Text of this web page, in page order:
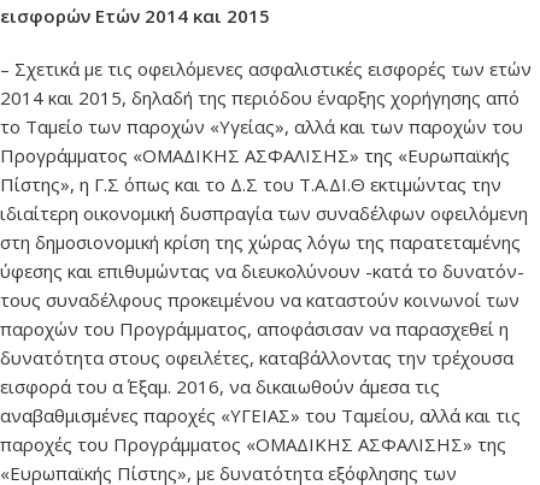
εισφορών Ετών 2014 και 2015
– Σχετικά με τις οφειλόμενες ασφαλιστικές εισφορές των ετών
2014 και 2015, δηλαδή της περιόδου έναρξης χορήγησης από
το Ταμείο των παροχών «Υγείας», αλλά και των παροχών του
Προγράμματος «ΟΜΑΔΙΚΗΣ ΑΣΦΑΛΙΣΗΣ» της «Ευρωπαϊκής
Πίστης», η Γ.Σ όπως και το Δ.Σ του Τ.Α.ΔΙ.Θ εκτιμώντας την
ιδιαίτερη οικονομική δυσπραγία των συναδέλφων οφειλόμενη
στη δημοσιονομική κρίση της χώρας λόγω της παρατεταμένης
ύφεσης και επιθυμώντας να διευκολύνουν -κατά το δυνατόν-
τους συναδέλφους προκειμένου να καταστούν κοινωνοί των
παροχών του Προγράμματος, αποφάσισαν να παρασχεθεί η
δυνατότητα στους οφειλέτες, καταβάλλοντας την τρέχουσα
εισφορά του α΄ Εξαμ. 2016, να δικαιωθούν άμεσα τις
αναβαθμισμένες παροχές «ΥΓΕΙΑΣ» του Ταμείου, αλλά και τις
παροχές του Προγράμματος «ΟΜΑΔΙΚΗΣ ΑΣΦΑΛΙΣΗΣ» της
«Ευρωπαϊκής Πίστης», με δυνατότητα εξόφλησης των